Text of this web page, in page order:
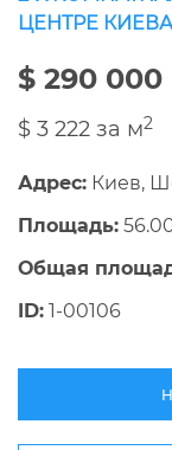
ЦЕНТРЕ КИЕВА
$ 290 000
$ 3 222 за м2
Адрес: Киев,
Площадь:
Общая
ID: 1-00106